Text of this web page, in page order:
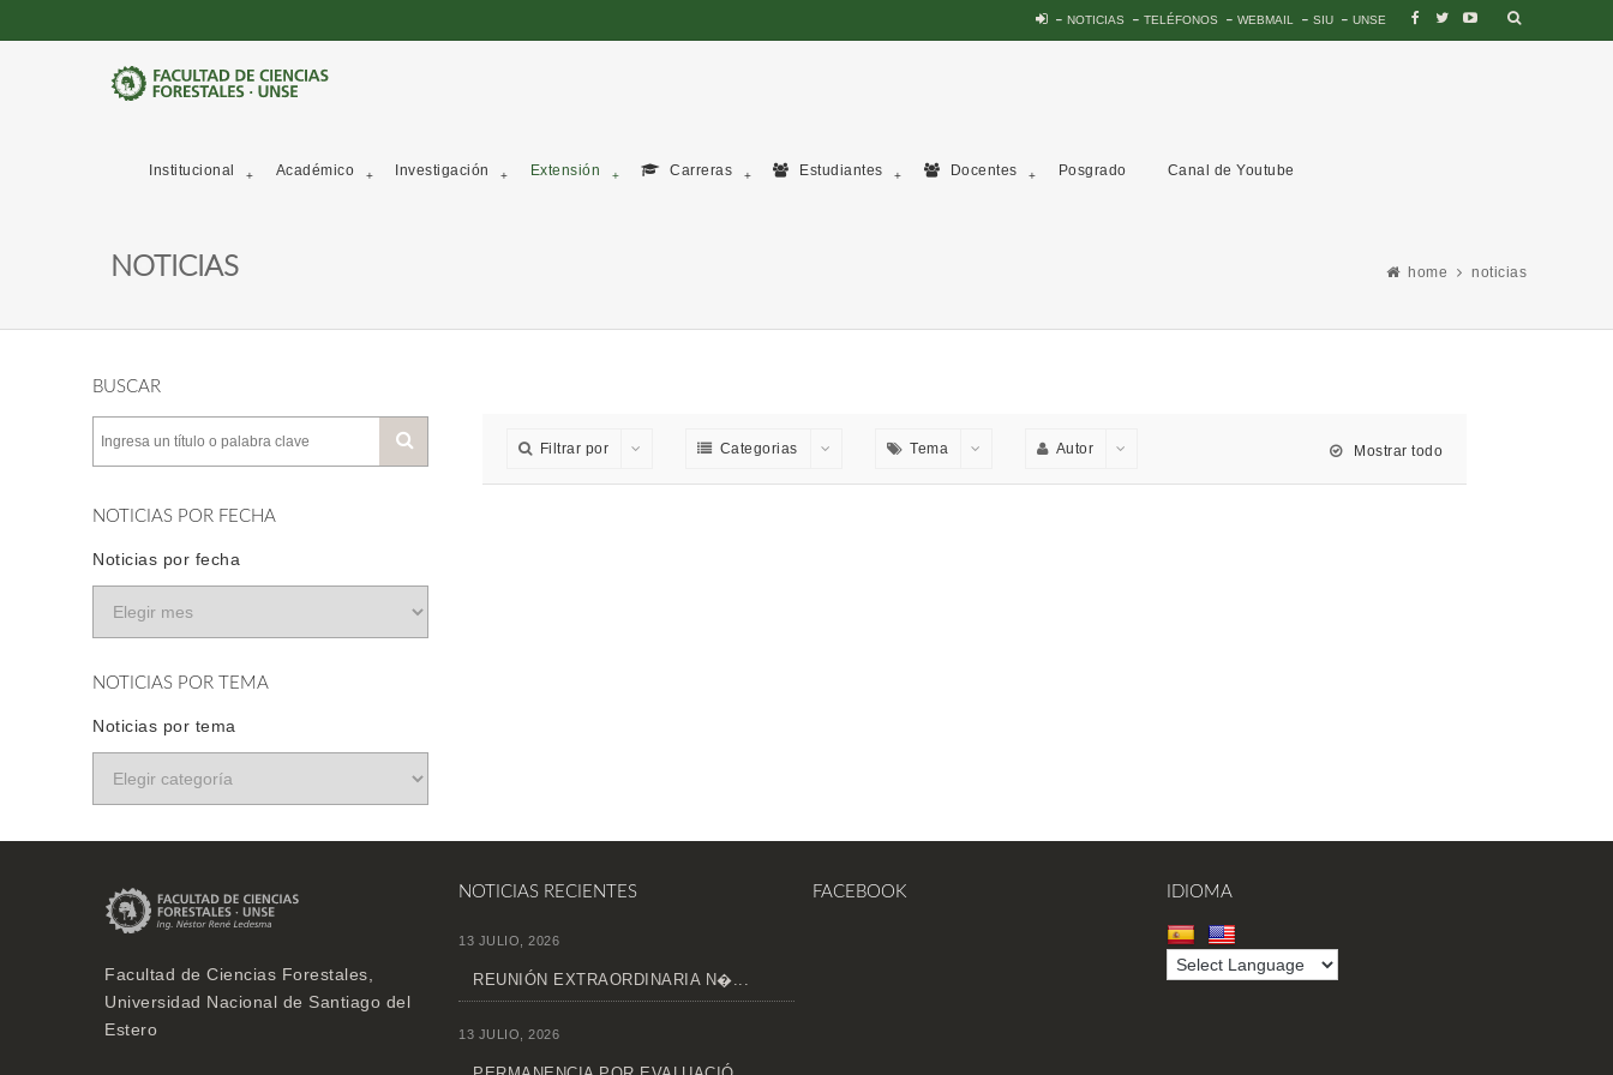
NOTICIAS TELÉFONOS WEBMAIL SIU UNSE
Institucional Académico Investigación Extensión Carreras Estudiantes Docentes Posgrado Canal de Youtube
NOTICIAS home noticias
BUSCAR
NOTICIAS POR FECHA
Noticias por fecha
NOTICIAS POR TEMA
Noticias por tema
Filtrar por Categorias Tema Autor Mostrar todo
Facultad de Ciencias Forestales,
Universidad Nacional de Santiago del
Estero
NOTICIAS RECIENTES
13 JULIO, 2026
REUNIÓN EXTRAORDINARIA N�...
13 JULIO, 2026
FACEBOOK IDIOMA